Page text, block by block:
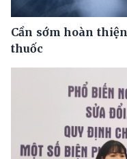
Cần sớm hoàn
thuốc